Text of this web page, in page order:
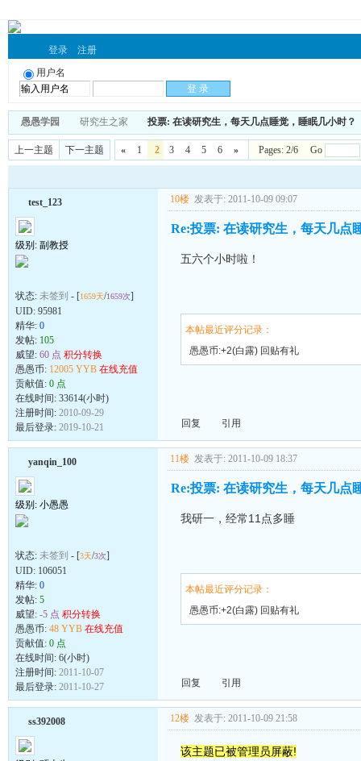
登录 注册
用户名
愚愚学园 研究生之家 投票: 在读研究生，每天几点睡觉，睡眠几小时？
上一主题 下一主题 « 1 2 3 4 5 6 » Pages: 2/6 Go
test_123
级别: 副教授
状态: 未签到 - [1659天/1659次]
UID: 95981
精华: 0
发帖: 105
威望: 60 点 积分转换
愚愚币: 12005 YYB 在线充值
贡献值: 0 点
在线时间: 33614(小时)
注册时间: 2010-09-29
最后登录: 2019-10-21
10楼 发表于: 2011-10-09 09:07
Re:投票: 在读研究生，每天几点
五六个小时啦！
本帖最近评分记录：
愚愚币:+2(白露) 回贴有礼
回复 引用
yanqin_100
级别: 小愚愚
状态: 未签到 - [3天/3次]
UID: 106051
精华: 0
发帖: 5
威望: -5 点 积分转换
愚愚币: 48 YYB 在线充值
贡献值: 0 点
在线时间: 6(小时)
注册时间: 2011-10-07
最后登录: 2011-10-27
11楼 发表于: 2011-10-09 18:37
Re:投票: 在读研究生，每天几点
我研一，经常11点多睡
本帖最近评分记录：
愚愚币:+2(白露) 回贴有礼
回复 引用
ss392008 12楼 发表于: 2011-10-09 21:58
该主题已被管理员屏蔽!